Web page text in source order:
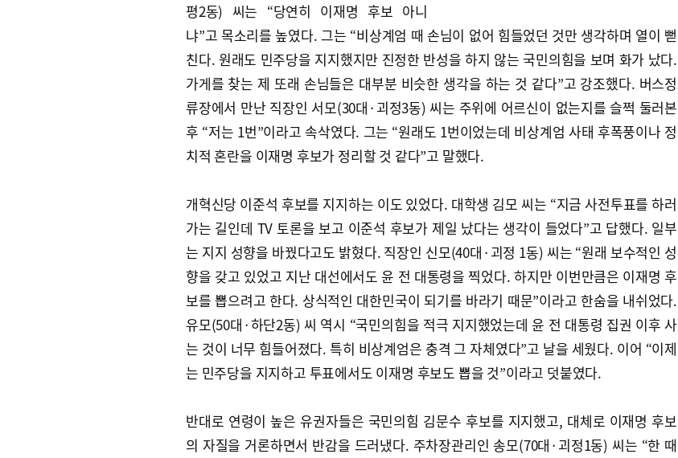
평2동) 씨는 “당연히 이재명 후보 아니
냐”고 목소리를 높였다. 그는 “비상계엄 때 손님이 없어 힘들었던 것만 생각하며 열이 뻗
친다. 원래도 민주당을 지지했지만 진정한 반성을 하지 않는 국민의힘을 보며 화가 났다.
가게를 찾는 제 또래 손님들은 대부분 비슷한 생각을 하는 것 같다”고 강조했다. 버스정
류장에서 만난 직장인 서모(30대·괴정3동) 씨는 주위에 어르신이 없는지를 슬쩍 둘러본
후 “저는 1번”이라고 속삭였다. 그는 “원래도 1번이었는데 비상계엄 사태 후폭풍이나 정
치적 혼란을 이재명 후보가 정리할 것 같다”고 말했다.
개혁신당 이준석 후보를 지지하는 이도 있었다. 대학생 김모 씨는 “지금 사전투표를 하러
가는 길인데 TV 토론을 보고 이준석 후보가 제일 났다는 생각이 들었다”고 답했다. 일부
는 지지 성향을 바꿨다고도 밝혔다. 직장인 신모(40대·괴정 1동) 씨는 “원래 보수적인 성
향을 갖고 있었고 지난 대선에서도 윤 전 대통령을 찍었다. 하지만 이번만큼은 이재명 후
보를 뽑으려고 한다. 상식적인 대한민국이 되기를 바라기 때문”이라고 한숨을 내쉬었다.
유모(50대·하단2동) 씨 역시 “국민의힘을 적극 지지했었는데 윤 전 대통령 집권 이후 사
는 것이 너무 힘들어졌다. 특히 비상계엄은 충격 그 자체였다”고 날을 세웠다. 이어 “이제
는 민주당을 지지하고 투표에서도 이재명 후보도 뽑을 것”이라고 덧붙였다.
반대로 연령이 높은 유권자들은 국민의힘 김문수 후보를 지지했고, 대체로 이재명 후보
의 자질을 거론하면서 반감을 드러냈다. 주차장관리인 송모(70대·괴정1동) 씨는 “한 때